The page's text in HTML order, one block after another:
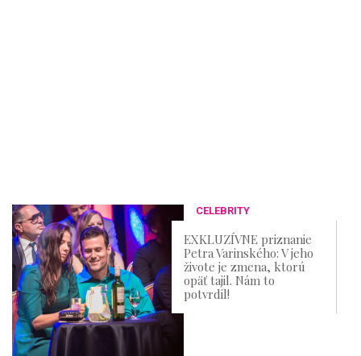
CELEBRITY
EXKLUZÍVNE priznanie
Petra Varinského: V jeho
živote je zmena, ktorú
opäť tajil. Nám to
potvrdil!